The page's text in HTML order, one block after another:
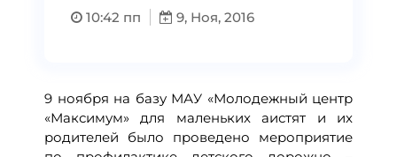
10:42 пп 9, Ноя, 2016
9 ноября на базу МАУ «Молодежный центр
«Максимум» для маленьких аистят и их
родителей было проведено мероприятие